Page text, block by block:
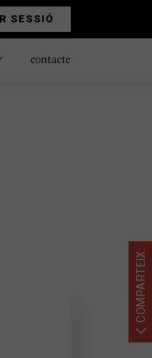
SESSIÓ
contacte
COMPARTEIX: